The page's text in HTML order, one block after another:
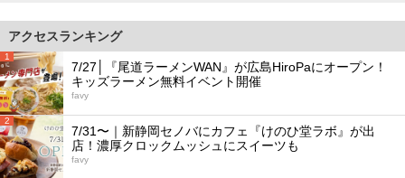
アクセスランキング
1
7/27│『尾道ラーメンWAN』が広島HiroPaにオープン！
キッズラーメン無料イベント開催
favy
2
7/31〜｜新静岡セノバにカフェ『けのひ堂ラボ』が出
店！濃厚クロックムッシュにスイーツも
favy